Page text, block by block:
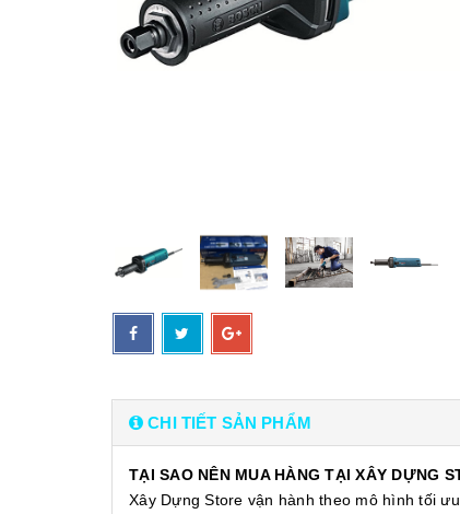
CHI TIẾT SẢN PHẨM
TẠI SAO NÊN MUA HÀNG TẠI XÂY DỰNG
Xây Dựng Store vận hành theo mô hình tối